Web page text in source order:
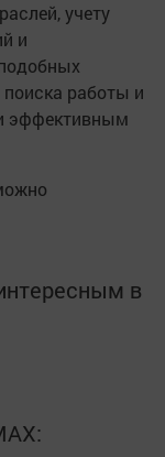
учету
и
работы и
эффективным
в